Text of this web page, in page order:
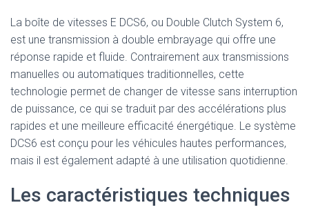
La boîte de vitesses E DCS6, ou Double Clutch System 6,
est une transmission à double embrayage qui offre une
réponse rapide et fluide. Contrairement aux transmissions
manuelles ou automatiques traditionnelles, cette
technologie permet de changer de vitesse sans interruption
de puissance, ce qui se traduit par des accélérations plus
rapides et une meilleure efficacité énergétique. Le système
DCS6 est conçu pour les véhicules hautes performances,
mais il est également adapté à une utilisation quotidienne.
Les caractéristiques techniques